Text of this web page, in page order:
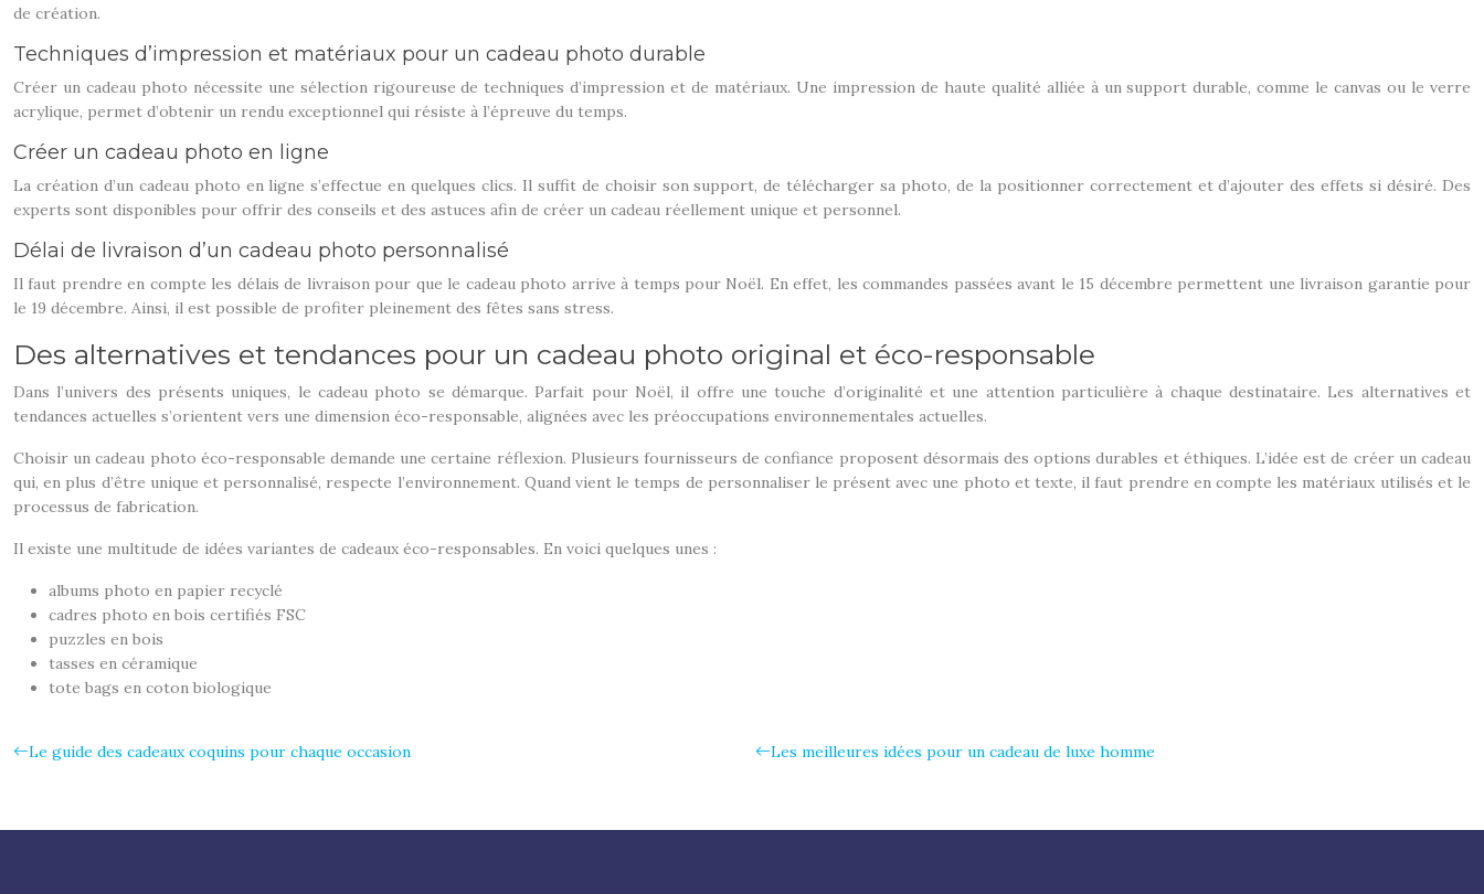
de création.
Techniques d’impression et matériaux pour un cadeau photo durable
Créer un cadeau photo nécessite une sélection rigoureuse de techniques d’impression et de matériaux. Une impression de haute qualité alliée à un support durable, comme le canvas ou le verre
acrylique, permet d’obtenir un rendu exceptionnel qui résiste à l’épreuve du temps.
Créer un cadeau photo en ligne
La création d’un cadeau photo en ligne s’effectue en quelques clics. Il suffit de choisir son support, de télécharger sa photo, de la positionner correctement et d’ajouter des effets si désiré. Des
experts sont disponibles pour offrir des conseils et des astuces afin de créer un cadeau réellement unique et personnel.
Délai de livraison d’un cadeau photo personnalisé
Il faut prendre en compte les délais de livraison pour que le cadeau photo arrive à temps pour Noël. En effet, les commandes passées avant le 15 décembre permettent une livraison garantie pour
le 19 décembre. Ainsi, il est possible de profiter pleinement des fêtes sans stress.
Des alternatives et tendances pour un cadeau photo original et éco-responsable
Dans l’univers des présents uniques, le cadeau photo se démarque. Parfait pour Noël, il offre une touche d’originalité et une attention particulière à chaque destinataire. Les alternatives et
tendances actuelles s’orientent vers une dimension éco-responsable, alignées avec les préoccupations environnementales actuelles.
Choisir un cadeau photo éco-responsable demande une certaine réflexion. Plusieurs fournisseurs de confiance proposent désormais des options durables et éthiques. L’idée est de créer un cadeau
qui, en plus d’être unique et personnalisé, respecte l’environnement. Quand vient le temps de personnaliser le présent avec une photo et texte, il faut prendre en compte les matériaux utilisés et le
processus de fabrication.
Il existe une multitude de idées variantes de cadeaux éco-responsables. En voici quelques unes :
albums photo en papier recyclé
cadres photo en bois certifiés FSC
puzzles en bois
tasses en céramique
tote bags en coton biologique
Le guide des cadeaux coquins pour chaque occasion Les meilleures idées pour un cadeau de luxe homme